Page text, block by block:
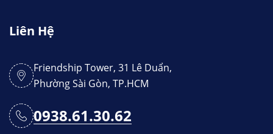
Liên Hệ
Friendship Tower, 31 Lê Duẩn,
Phường Sài Gòn, TP.HCM
0938.61.30.62